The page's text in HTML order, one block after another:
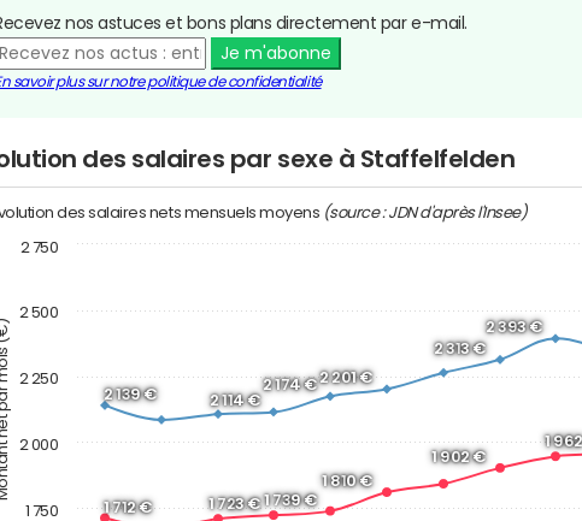
nos astuces et bons plans directement par e-mail.
Je m'abonne
savoir plus sur notre politique de confidentialité
des salaires par sexe à Staffelfelden
mois (€)
des salaires nets mensuels moyens (source : JDN d'après l'Insee)
1 712 € 1 723 € 1 739 €
1 810 €
1 902 €
1
2 139 € 2 114 €
2 174 €2 201 €
2 313 €
2 393 €
1 750
2 000
2 250
2 500
2 750